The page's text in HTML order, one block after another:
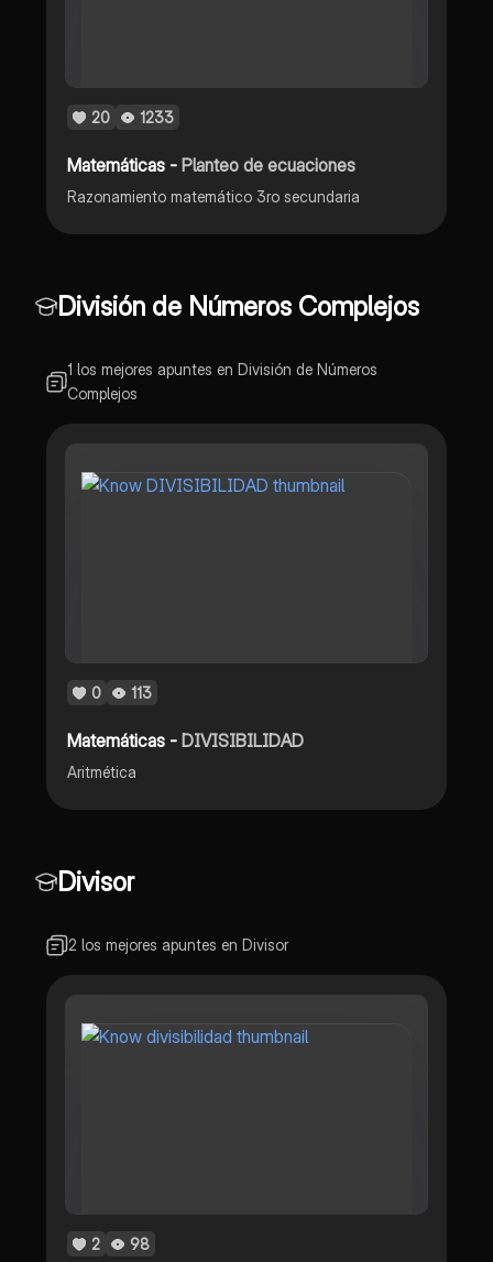
20 1233
Matemáticas -Planteo de ecuaciones
Razonamiento matemático 3ro secundaria
División de Números Complejos
1 los mejores apuntes en División de Números
Complejos
0 113
Matemáticas -DIVISIBILIDAD
Aritmética
Divisor
2 los mejores apuntes en Divisor
2 98